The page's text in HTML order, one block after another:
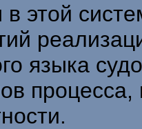
этой
языка